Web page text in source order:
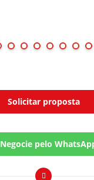
Solicitar proposta
Negocie pelo